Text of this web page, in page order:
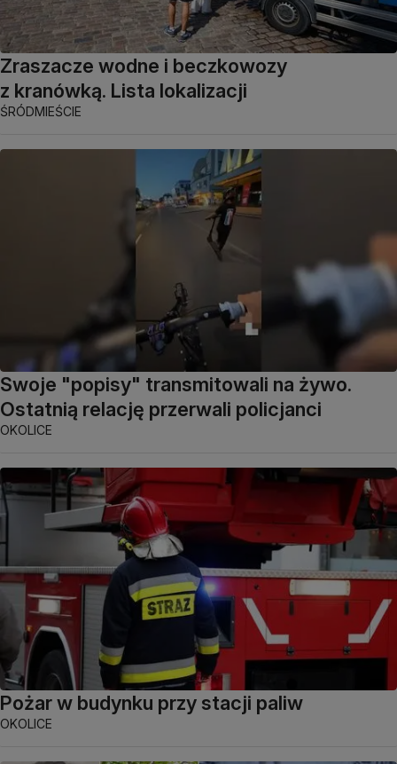
Zraszacze wodne i beczkowozy
z kranówką. Lista lokalizacji
ŚRÓDMIEŚCIE
Swoje "popisy" transmitowali na żywo.
Ostatnią relację przerwali policjanci
OKOLICE
Pożar w budynku przy stacji paliw
OKOLICE